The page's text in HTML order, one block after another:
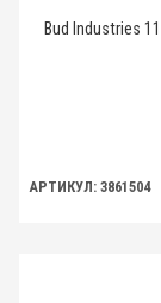
Bud Industries
АРТИКУЛ: 3861504